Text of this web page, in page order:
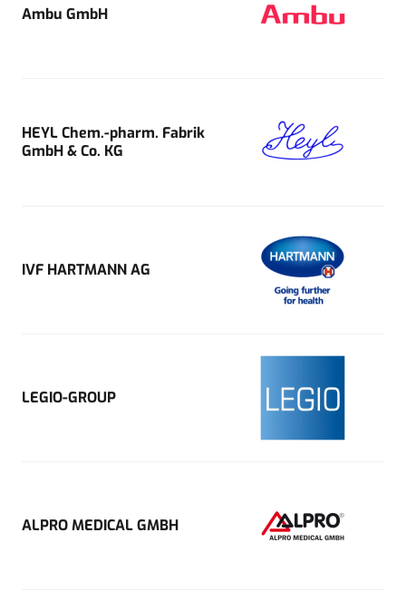
Ambu GmbH
HEYL Chem.-pharm. Fabrik
GmbH & Co. KG
IVF HARTMANN AG
LEGIO-GROUP
ALPRO MEDICAL GMBH